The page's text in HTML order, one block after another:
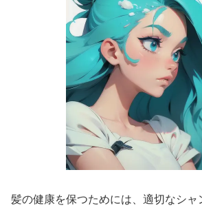
髪の健康を保つためには、適切なシャ